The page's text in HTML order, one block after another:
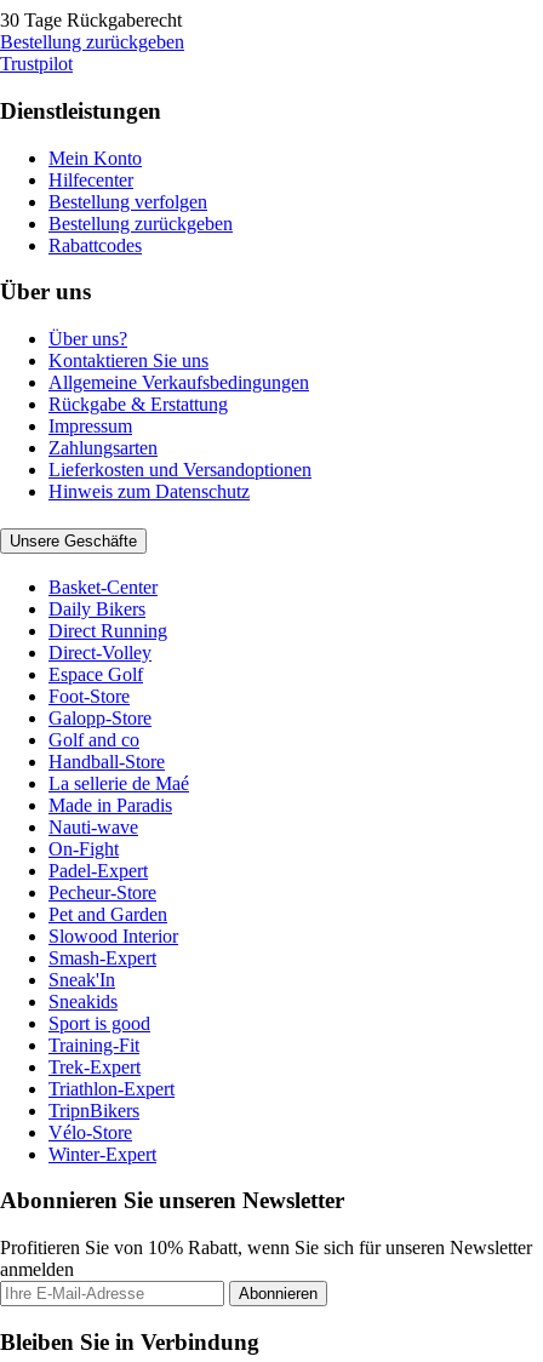
30 Tage Rückgaberecht
Bestellung zurückgeben
Trustpilot
Dienstleistungen
Mein Konto
Hilfecenter
Bestellung verfolgen
Bestellung zurückgeben
Rabattcodes
Über uns
Über uns?
Kontaktieren Sie uns
Allgemeine Verkaufsbedingungen
Rückgabe & Erstattung
Impressum
Zahlungsarten
Lieferkosten und Versandoptionen
Hinweis zum Datenschutz
Unsere Geschäfte
Basket-Center
Daily Bikers
Direct Running
Direct-Volley
Espace Golf
Foot-Store
Galopp-Store
Golf and co
Handball-Store
La sellerie de Maé
Made in Paradis
Nauti-wave
On-Fight
Padel-Expert
Pecheur-Store
Pet and Garden
Slowood Interior
Smash-Expert
Sneak'In
Sneakids
Sport is good
Training-Fit
Trek-Expert
Triathlon-Expert
TripnBikers
Vélo-Store
Winter-Expert
Abonnieren Sie unseren Newsletter
Profitieren Sie von 10% Rabatt, wenn Sie sich für unseren Newsletter
anmelden
Abonnieren
Bleiben Sie in Verbindung